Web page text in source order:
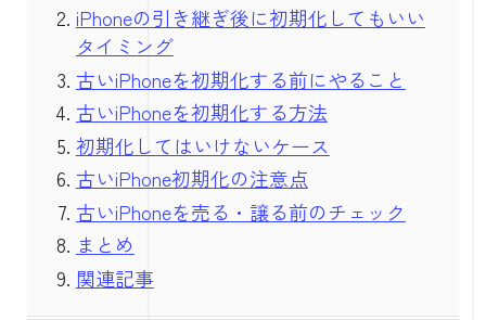
iPhoneの引き継ぎ後に初期化してもいい
タイミング
古いiPhoneを初期化する前にやること
古いiPhoneを初期化する方法
初期化してはいけないケース
古いiPhone初期化の注意点
古いiPhoneを売る・譲る前のチェック
まとめ
関連記事